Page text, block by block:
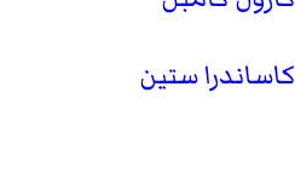
كاساندرا ستين